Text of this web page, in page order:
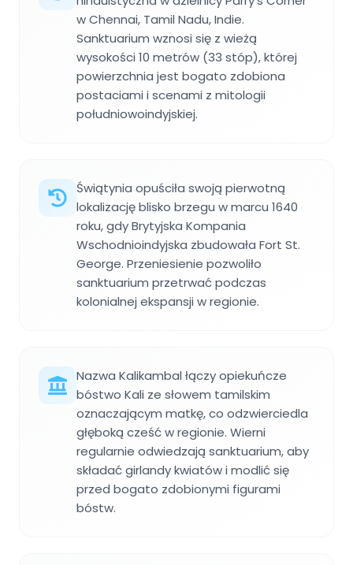
w Chennai, Tamil Nadu, Indie.
Sanktuarium wznosi się z wieżą
wysokości 10 metrów (33 stóp), której
powierzchnia jest bogato zdobiona
postaciami i scenami z mitologii
południowoindyjskiej.
Świątynia opuściła swoją pierwotną
lokalizację blisko brzegu w marcu 1640
roku, gdy Brytyjska Kompania
Wschodnioindyjska zbudowała Fort St.
George. Przeniesienie pozwoliło
sanktuarium przetrwać podczas
kolonialnej ekspansji w regionie.
Nazwa Kalikambal łączy opiekuńcze
bóstwo Kali ze słowem tamilskim
oznaczającym matkę, co odzwierciedla
głęboką cześć w regionie. Wierni
regularnie odwiedzają sanktuarium, aby
składać girlandy kwiatów i modlić się
przed bogato zdobionymi figurami
bóstw.